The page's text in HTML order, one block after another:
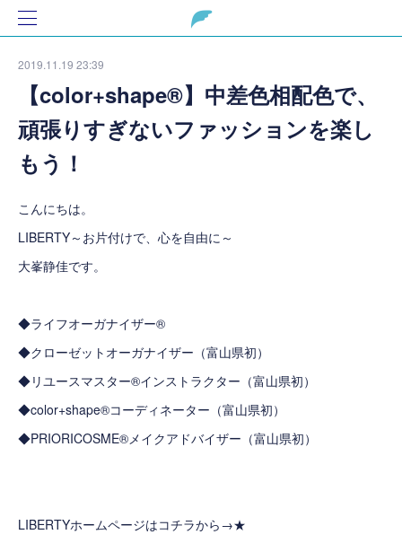
2019.11.19 23:39
【color+shape®】中差色相配色で、
頑張りすぎないファッションを楽し
もう！
こんにちは。
LIBERTY～お片付けで、心を自由に～
大峯静佳です。
◆ライフオーガナイザー®
◆クローゼットオーガナイザー（富山県初）
◆リユースマスター®インストラクター（富山県初）
◆color+shape®コーディネーター（富山県初）
◆PRIORICOSME®メイクアドバイザー（富山県初）
LIBERTYホームページはコチラから→★